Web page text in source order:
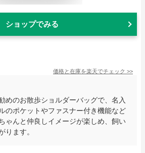
ショップでみる
価格と在庫を楽天でチェック >>
めのお散歩ショルダーバッグで、名入
のポケットやファスナー付き機能など
ゃんと仲良しイメージが楽しめ、飼い
ります。